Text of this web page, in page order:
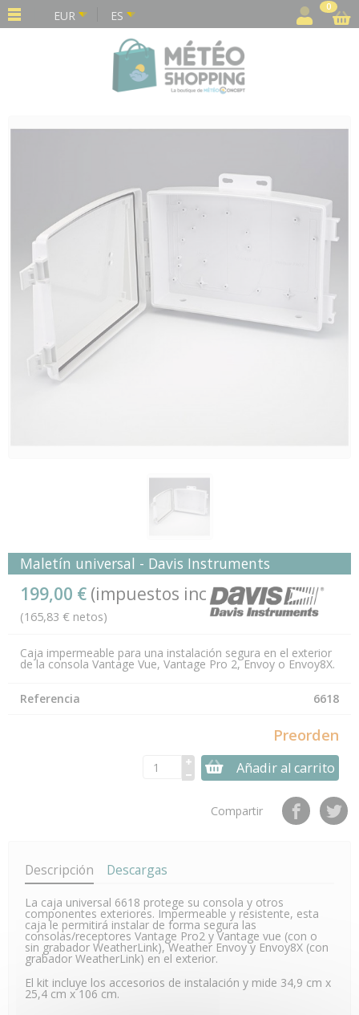
EUR ES
0
Maletín universal - Davis Instruments
199,00 € (impuestos inc.)
(165,83 € netos)
Caja impermeable para una instalación segura en el exterior
de la consola Vantage Vue, Vantage Pro 2, Envoy o Envoy8X.
Referencia 6618
Preorden
Añadir al carrito
Compartir
Descripción Descargas
La caja universal 6618 protege su consola y otros
componentes exteriores. Impermeable y resistente, esta
caja le permitirá instalar de forma segura las
consolas/receptores Vantage Pro2 y Vantage vue (con o
sin grabador WeatherLink), Weather Envoy y Envoy8X (con
grabador WeatherLink) en el exterior.
El kit incluye los accesorios de instalación y mide 34,9 cm x
25,4 cm x 106 cm.
Panel de gestión de cookies